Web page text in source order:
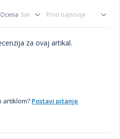
Ocena
za ovaj artikal.
artiklom? Postavi pitanje